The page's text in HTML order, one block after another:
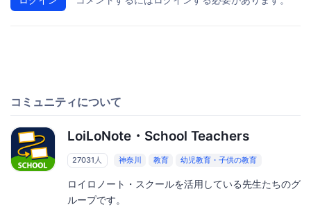
コミュニティについて
LoiLoNote・School Teachers
27031人 神奈川 教育 幼児教育・子供の教育
ロイロノート・スクールを活用している先生たちのグ
ループです。